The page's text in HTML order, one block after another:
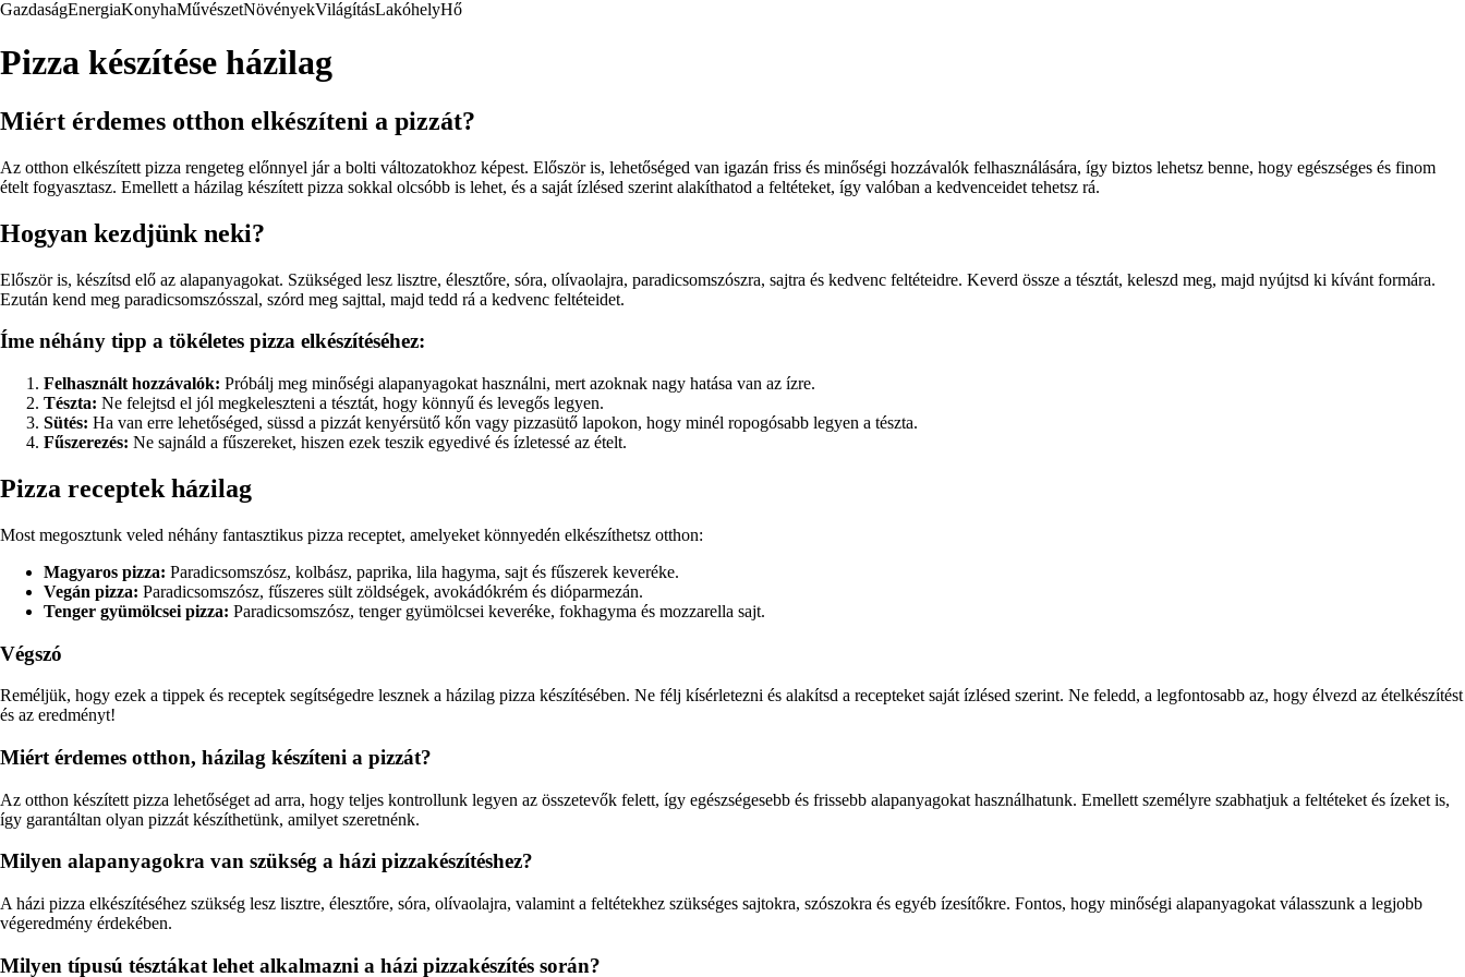
GazdaságEnergiaKonyhaMűvészetNövényekVilágításLakóhelyHő
Pizza készítése házilag
Miért érdemes otthon elkészíteni a pizzát?
Az otthon elkészített pizza rengeteg előnnyel jár a bolti változatokhoz képest. Először is, lehetőséged van igazán friss és minőségi hozzávalók felhasználására, így biztos lehetsz benne, hogy egészséges és finom
ételt fogyasztasz. Emellett a házilag készített pizza sokkal olcsóbb is lehet, és a saját ízlésed szerint alakíthatod a feltéteket, így valóban a kedvenceidet tehetsz rá.
Hogyan kezdjünk neki?
Először is, készítsd elő az alapanyagokat. Szükséged lesz lisztre, élesztőre, sóra, olívaolajra, paradicsomszószra, sajtra és kedvenc feltéteidre. Keverd össze a tésztát, keleszd meg, majd nyújtsd ki kívánt formára.
Ezután kend meg paradicsomszósszal, szórd meg sajttal, majd tedd rá a kedvenc feltéteidet.
Íme néhány tipp a tökéletes pizza elkészítéséhez:
Felhasznált hozzávalók: Próbálj meg minőségi alapanyagokat használni, mert azoknak nagy hatása van az ízre.
Tészta: Ne felejtsd el jól megkeleszteni a tésztát, hogy könnyű és levegős legyen.
Sütés: Ha van erre lehetőséged, süssd a pizzát kenyérsütő kőn vagy pizzasütő lapokon, hogy minél ropogósabb legyen a tészta.
Fűszerezés: Ne sajnáld a fűszereket, hiszen ezek teszik egyedivé és ízletessé az ételt.
Pizza receptek házilag
Most megosztunk veled néhány fantasztikus pizza receptet, amelyeket könnyedén elkészíthetsz otthon:
Magyaros pizza: Paradicsomszósz, kolbász, paprika, lila hagyma, sajt és fűszerek keveréke.
Vegán pizza: Paradicsomszósz, fűszeres sült zöldségek, avokádókrém és dióparmezán.
Tenger gyümölcsei pizza: Paradicsomszósz, tenger gyümölcsei keveréke, fokhagyma és mozzarella sajt.
Végszó
Reméljük, hogy ezek a tippek és receptek segítségedre lesznek a házilag pizza készítésében. Ne félj kísérletezni és alakítsd a recepteket saját ízlésed szerint. Ne feledd, a legfontosabb az, hogy élvezd az ételkészítést
és az eredményt!
Miért érdemes otthon, házilag készíteni a pizzát?
Az otthon készített pizza lehetőséget ad arra, hogy teljes kontrollunk legyen az összetevők felett, így egészségesebb és frissebb alapanyagokat használhatunk. Emellett személyre szabhatjuk a feltéteket és ízeket is,
így garantáltan olyan pizzát készíthetünk, amilyet szeretnénk.
Milyen alapanyagokra van szükség a házi pizzakészítéshez?
A házi pizza elkészítéséhez szükség lesz lisztre, élesztőre, sóra, olívaolajra, valamint a feltétekhez szükséges sajtokra, szószokra és egyéb ízesítőkre. Fontos, hogy minőségi alapanyagokat válasszunk a legjobb
végeredmény érdekében.
Milyen típusú tésztákat lehet alkalmazni a házi pizzakészítés során?